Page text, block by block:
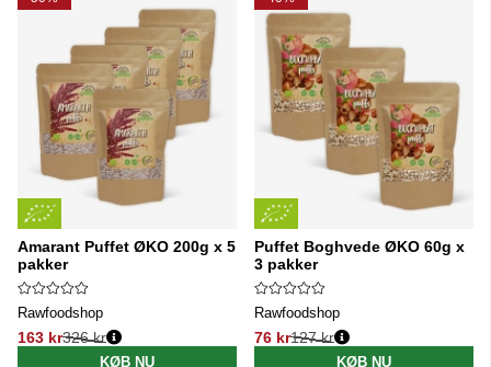
Amarant Puffet ØKO 200g x 5
pakker
Rawfoodshop
163 kr
Normalpris:
326 kr
KØB NU
Puffet Boghvede ØKO 60g x
3 pakker
Rawfoodshop
76 kr
Normalpris:
127 kr
KØB NU